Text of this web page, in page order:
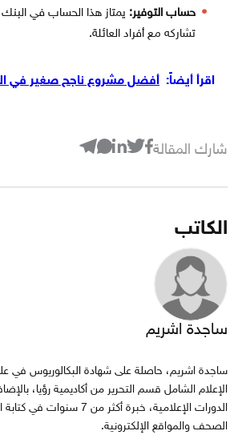
حساب التوفير: يمتاز هذا الحساب في
تشاركه مع أفراد العائلة.
اقرأ أيضاً: أفضل مشروع ناجح صغير في
شارك المقالة
الكاتب
ساجدة اشريم
ساجدة اشريم، حاصلة على شهادة البكالوريوس في
الإعلام الشامل قسم التحرير من أكاديمية رؤيا،
الدورات الإعلامية، خبرة أكثر من
الصحف والمواقع الإلكترونية.